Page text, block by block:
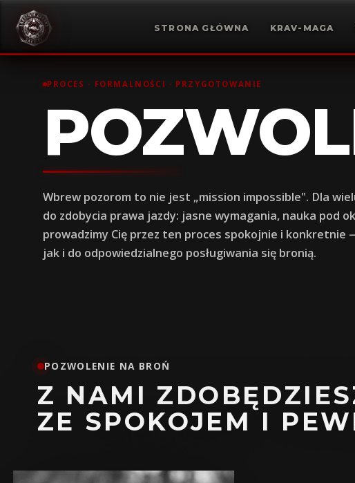
STRONA GŁÓWNA KRAV-MAGA
PROCES · FORMALNOŚCI · PRZYGOTOWANIE
Wbrew pozorom to nie jest „mission impossible". Dla
do zdobycia prawa jazdy: jasne wymagania, nauka pod
prowadzimy Cię przez ten proces spokojnie i konkretnie
jak i do odpowiedzialnego posługiwania się bronią.
POZWOLENIE NA BROŃ
Z NAMI
ZE SPOKOJEM I